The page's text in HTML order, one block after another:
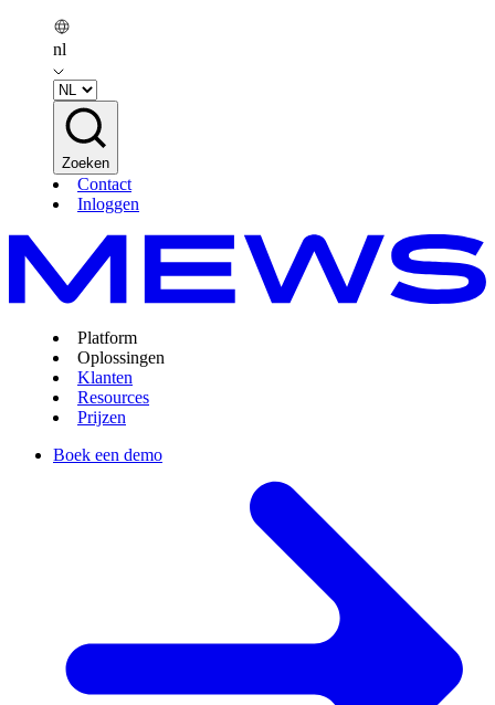
nl
Zoeken
Contact
Inloggen
Platform
Oplossingen
Klanten
Resources
Prijzen
Boek een demo